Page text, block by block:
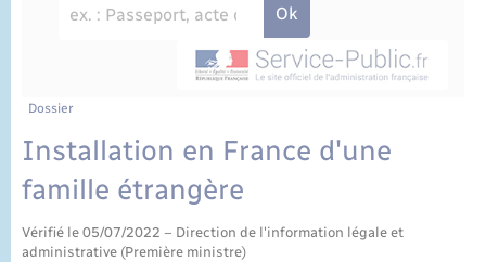
État civil
Cimetière communal
Dossier
Installation en France d'une
famille étrangère
Vérifié le 05/07/2022 – Direction de l'information légale et
administrative (Première ministre)